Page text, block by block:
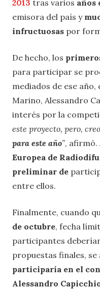
2013 tras varios años
emisora del país y
infructuosas por
De hecho, los
para participar se
mediados de ese año,
Marino, Alessandro
interés por la
este proyecto, pero,
para este año”, afirmó.
Europea de
preliminar de
entre ellos.
Finalmente, cuando
de octubre, fecha
participantes
propuestas finales, se
participaría en el
Alessandro